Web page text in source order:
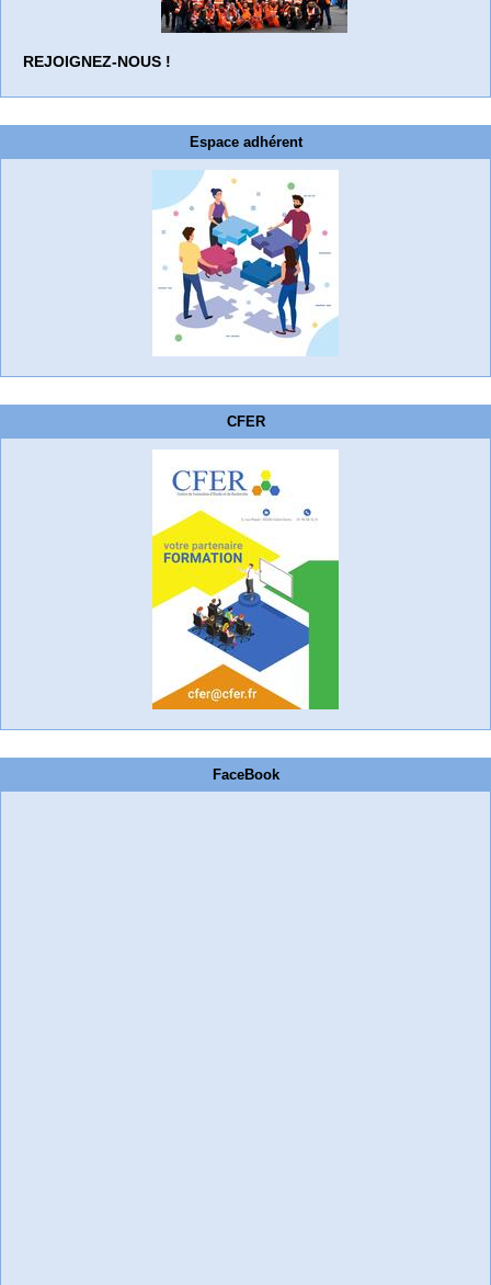
REJOIGNEZ-NOUS !
Espace adhérent
CFER
FaceBook